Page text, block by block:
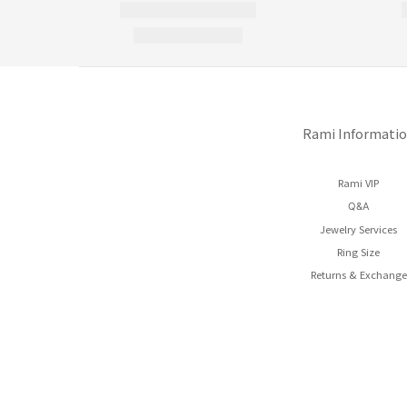
Rami
Rami VIP
Q&A
Jewelry Services
Ring Size
Returns & Exchange